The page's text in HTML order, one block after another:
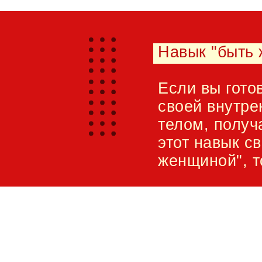
Навык
Если вы
своей
телом,
этот навык
женщиной",